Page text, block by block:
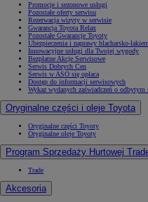
Promocje i sezonowe usługi
Pozostałe oferty serwisu
Rezerwacja wizyty w serwisie
Gwarancja Toyota Relax
Pozostałe Gwarancje Toyoty
Ubezpieczenia i naprawy blacharsko-
Innowacyjne usługi dla Twojej wygody
Bezpłatne Akcje Serwisowe
Serwis Dobrych Cen
Serwis w ASO się opłaca
Dostęp do informacji serwisowych
Wykaz wydanych zaświadczeń o
Oryginalne części i oleje Toyota
Oryginalne części Toyoty
Oryginalne oleje Toyoty
Program Sprzedaży Hurtowej
Trade
Akcesoria